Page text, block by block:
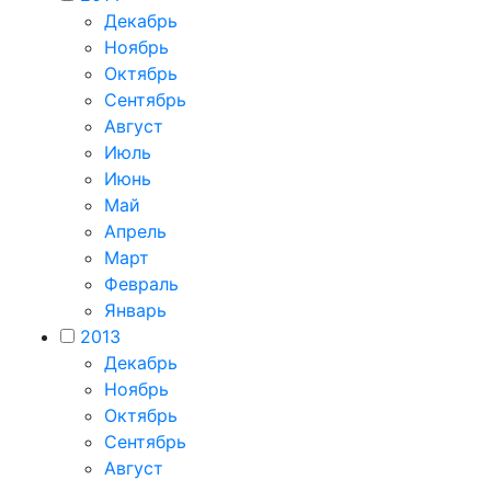
Декабрь
Ноябрь
Октябрь
Сентябрь
Август
Июль
Июнь
Май
Апрель
Март
Февраль
Январь
2013
Декабрь
Ноябрь
Октябрь
Сентябрь
Август